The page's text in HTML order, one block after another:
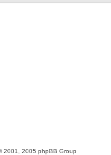
2001, 2005 phpBB Group